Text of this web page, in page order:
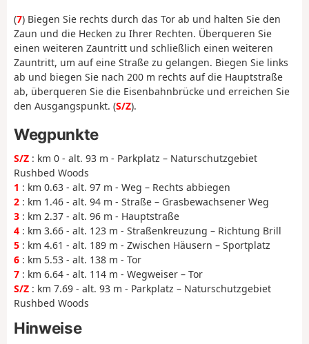
(7) Biegen Sie rechts durch das Tor ab und halten Sie den
Zaun und die Hecken zu Ihrer Rechten. Überqueren Sie
einen weiteren Zauntritt und schließlich einen weiteren
Zauntritt, um auf eine Straße zu gelangen. Biegen Sie links
ab und biegen Sie nach 200 m rechts auf die Hauptstraße
ab, überqueren Sie die Eisenbahnbrücke und erreichen Sie
den Ausgangspunkt. (S/Z).
Wegpunkte
S/Z : km 0 - alt. 93 m - Parkplatz – Naturschutzgebiet
Rushbed Woods
1 : km 0.63 - alt. 97 m - Weg – Rechts abbiegen
2 : km 1.46 - alt. 94 m - Straße – Grasbewachsener Weg
3 : km 2.37 - alt. 96 m - Hauptstraße
4 : km 3.66 - alt. 123 m - Straßenkreuzung – Richtung Brill
5 : km 4.61 - alt. 189 m - Zwischen Häusern – Sportplatz
6 : km 5.53 - alt. 138 m - Tor
7 : km 6.64 - alt. 114 m - Wegweiser – Tor
S/Z : km 7.69 - alt. 93 m - Parkplatz – Naturschutzgebiet
Rushbed Woods
Hinweise